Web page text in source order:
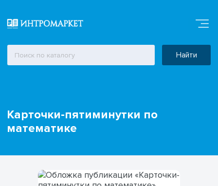
Найти
Карточки-пятиминутки по
математике